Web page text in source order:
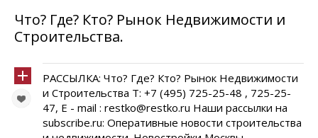
Что? Где? Кто? Рынок Недвижимости и
Строительства.
РАССЫЛКА: Что? Где? Кто? Рынок Недвижимости
и Строительства Т: +7 (495) 725-25-48 , 725-25-
47, E - mail : restko@restko.ru Наши рассылки на
subscribe.ru: Оперативные новости строительства